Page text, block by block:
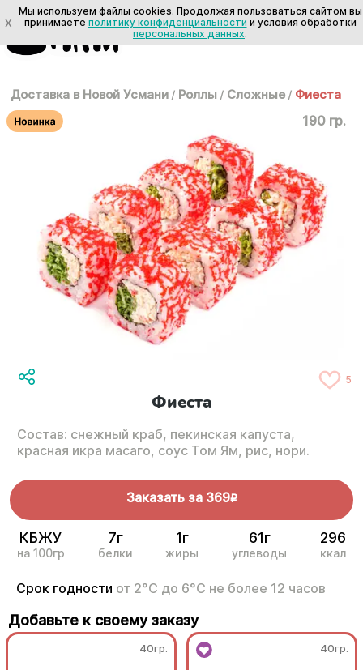
Доставка в Новой Усмани / Роллы / Сложные / Фиеста
190 гр.
5
Фиеста
Состав: снежный краб, пекинская капуста,
красная икра масаго, соус Том Ям, рис, нори.
Заказать за 369R
КБЖУ
на 100гр
7г
белки
1г
жиры
61г
углеводы
296
ккал
Срок годности от 2°С до 6°С не более 12 часов
Добавьте к своему заказу
40гр. 40гр.
X
Мы используем файлы cookies. Продолжая пользоваться сайтом вы
принимаете политику конфиденциальности и условия обработки
персональных данных.